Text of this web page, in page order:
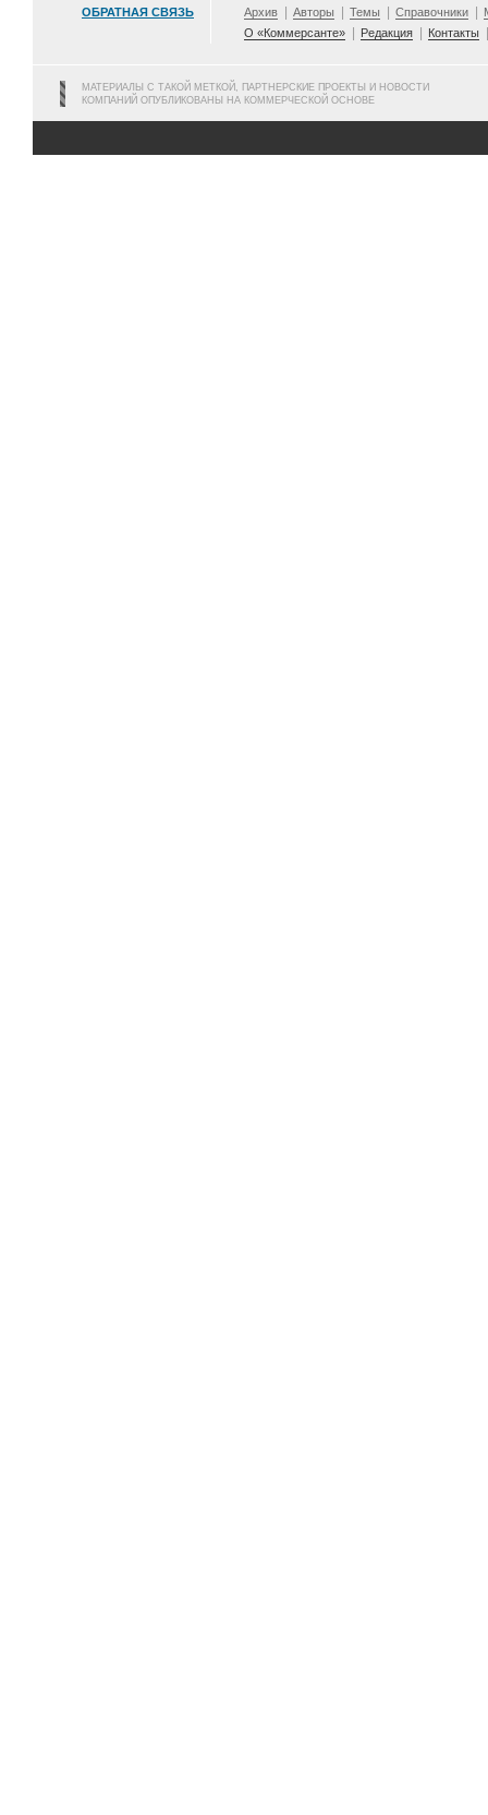
ОБРАТНАЯ СВЯЗЬ Архив Авторы Темы Справочники
О «Коммерсанте»
Редакция Контакты
МАТЕРИАЛЫ С ТАКОЙ МЕТКОЙ, ПАРТНЕРСКИЕ ПРОЕКТЫ И НОВОСТИ
КОМПАНИЙ ОПУБЛИКОВАНЫ НА КОММЕРЧЕСКОЙ ОСНОВЕ